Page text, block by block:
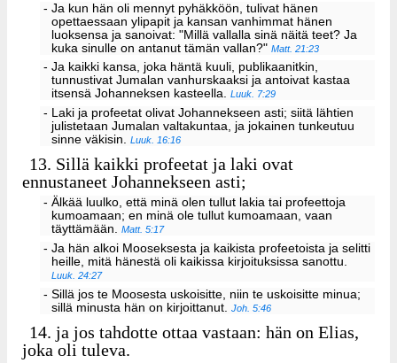
- Ja kun hän oli mennyt pyhäkköön, tulivat hänen
opettaessaan ylipapit ja kansan vanhimmat hänen
luoksensa ja sanoivat: "Millä vallalla sinä näitä teet? Ja
kuka sinulle on antanut tämän vallan?"Matt. 21:23
- Ja kaikki kansa, joka häntä kuuli, publikaanitkin,
tunnustivat Jumalan vanhurskaaksi ja antoivat kastaa
itsensä Johanneksen kasteella.Luuk. 7:29
- Laki ja profeetat olivat Johannekseen asti; siitä lähtien
julistetaan Jumalan valtakuntaa, ja jokainen tunkeutuu
sinne väkisin.Luuk. 16:16
13. Sillä kaikki profeetat ja laki ovat
ennustaneet Johannekseen asti;
- Älkää luulko, että minä olen tullut lakia tai profeettoja
kumoamaan; en minä ole tullut kumoamaan, vaan
täyttämään.Matt. 5:17
- Ja hän alkoi Mooseksesta ja kaikista profeetoista ja selitti
heille, mitä hänestä oli kaikissa kirjoituksissa sanottu.
Luuk. 24:27
- Sillä jos te Moosesta uskoisitte, niin te uskoisitte minua;
sillä minusta hän on kirjoittanut.Joh. 5:46
14. ja jos tahdotte ottaa vastaan: hän on Elias,
joka oli tuleva.